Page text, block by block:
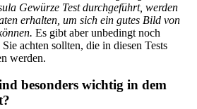
Gewürze Test durchgeführt, werden
erhalten, um sich ein gutes Bild von
Es gibt aber unbedingt noch
achten sollten, die in diesen Tests
werden.
besonders wichtig in dem